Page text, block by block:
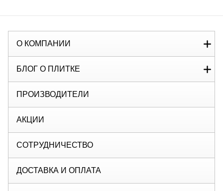
О КОМПАНИИ
БЛОГ О ПЛИТКЕ
ПРОИЗВОДИТЕЛИ
АКЦИИ
СОТРУДНИЧЕСТВО
ДОСТАВКА И ОПЛАТА